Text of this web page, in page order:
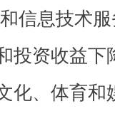
信息技术
投资收益
化、体育